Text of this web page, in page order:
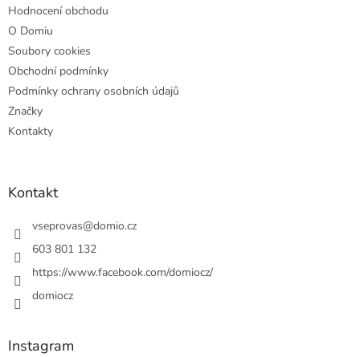
Hodnocení obchodu
O Domiu
Soubory cookies
Obchodní podmínky
Podmínky ochrany osobních údajů
Značky
Kontakty
Kontakt
vseprovas@domio.cz
603 801 132
https://www.facebook.com/domiocz/
domiocz
Instagram